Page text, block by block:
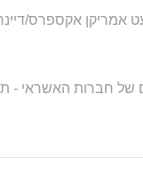
אמריקן אקספרס/
של חברות האשראי -